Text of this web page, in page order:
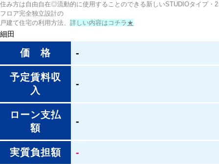
住み方は自由自在◎流動的に使用することのできる新しいSTUDIOタイプ・2
フロア完全独立設計の
戸建て住宅の利用方法、 詳しい内容はコチラ ★
細田
価 格 -
予定賃料収
入
-
ローン支払
額
-
実質負担額 -